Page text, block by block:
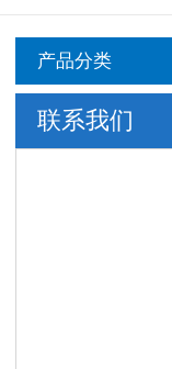
产品分类
联系我们